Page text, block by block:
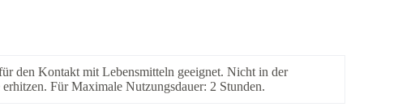
den Kontakt mit Lebensmitteln geeignet. Nicht in der
Für Maximale Nutzungsdauer: 2 Stunden.